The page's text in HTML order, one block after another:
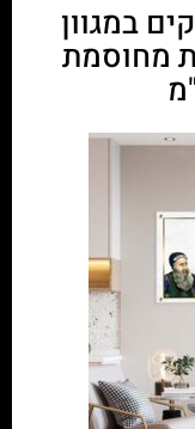
במגוון
מחוסמת